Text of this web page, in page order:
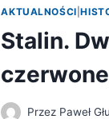
AKTUALNOŚCI |
Stalin.
Przez Paweł